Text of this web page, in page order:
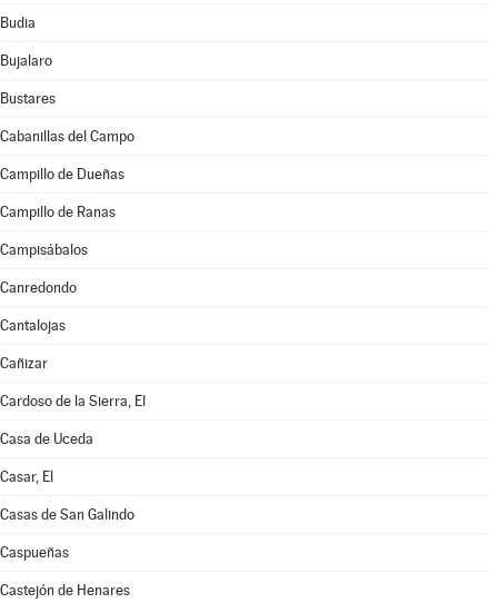
Budia
Bujalaro
Bustares
Cabanillas del Campo
Campillo de Dueñas
Campillo de Ranas
Campisábalos
Canredondo
Cantalojas
Cañizar
Cardoso de la Sierra, El
Casa de Uceda
Casar, El
Casas de San Galindo
Caspueñas
Castejón de Henares